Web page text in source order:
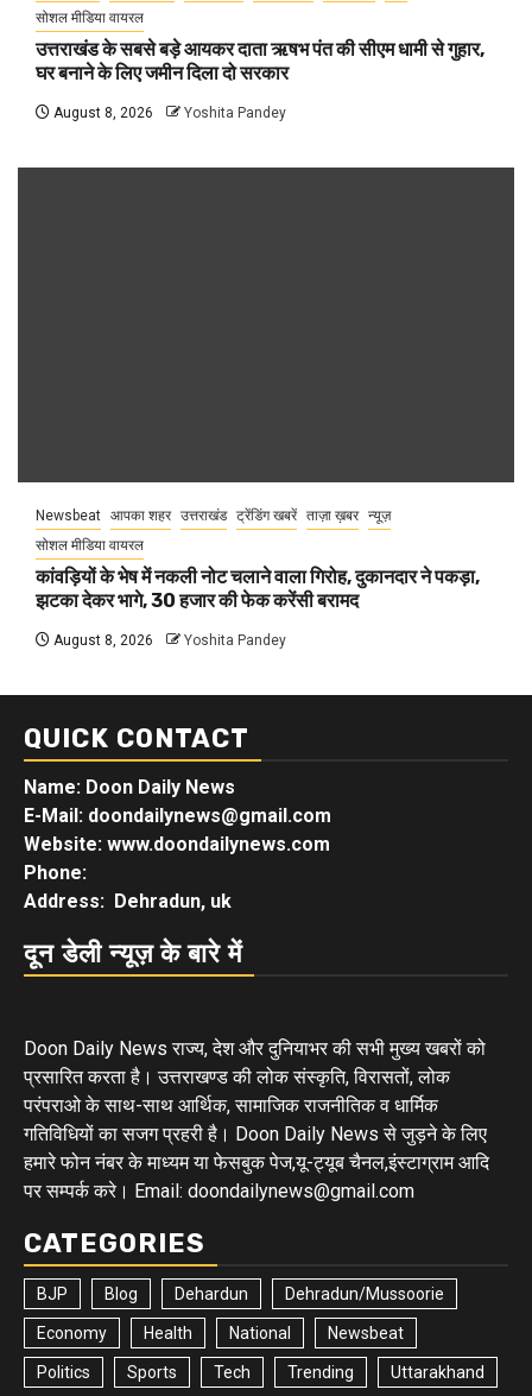
सोशल मीडिया वायरल
उत्तराखंड के सबसे बड़े आयकर दाता ऋषभ पंत की सीएम धामी से गुहार,
घर बनाने के लिए जमीन दिला दो सरकार
August 8, 2026 Yoshita Pandey
Newsbeat आपका शहर उत्तराखंड ट्रेंडिंग खबरें ताज़ा ख़बर न्यूज़
सोशल मीडिया वायरल
कांवड़ियों के भेष में नकली नोट चलाने वाला गिरोह, दुकानदार ने पकड़ा,
झटका देकर भागे, 30 हजार की फेक करेंसी बरामद
August 8, 2026 Yoshita Pandey
QUICK CONTACT
Name: Doon Daily News
E-Mail: doondailynews@gmail.com
Website: www.doondailynews.com
Phone:
Address: Dehradun, uk
दून डेली न्यूज़ के बारे में
Doon Daily News राज्य, देश और दुनियाभर की सभी मुख्य खबरों को
प्रसारित करता है। उत्तराखण्ड की लोक संस्कृति, विरासतों, लोक
परंपराओ के साथ-साथ आर्थिक, सामाजिक राजनीतिक व धार्मिक
गतिविधियों का सजग प्रहरी है। Doon Daily News से जुड़ने के लिए
हमारे फोन नंबर के माध्यम या फेसबुक पेज,यू-ट्यूब चैनल,इंस्टाग्राम आदि
पर सम्पर्क करे। Email: doondailynews@gmail.com
CATEGORIES
BJP Blog Dehardun Dehradun/Mussoorie
Economy Health National Newsbeat
Politics Sports Tech Trending Uttarakhand